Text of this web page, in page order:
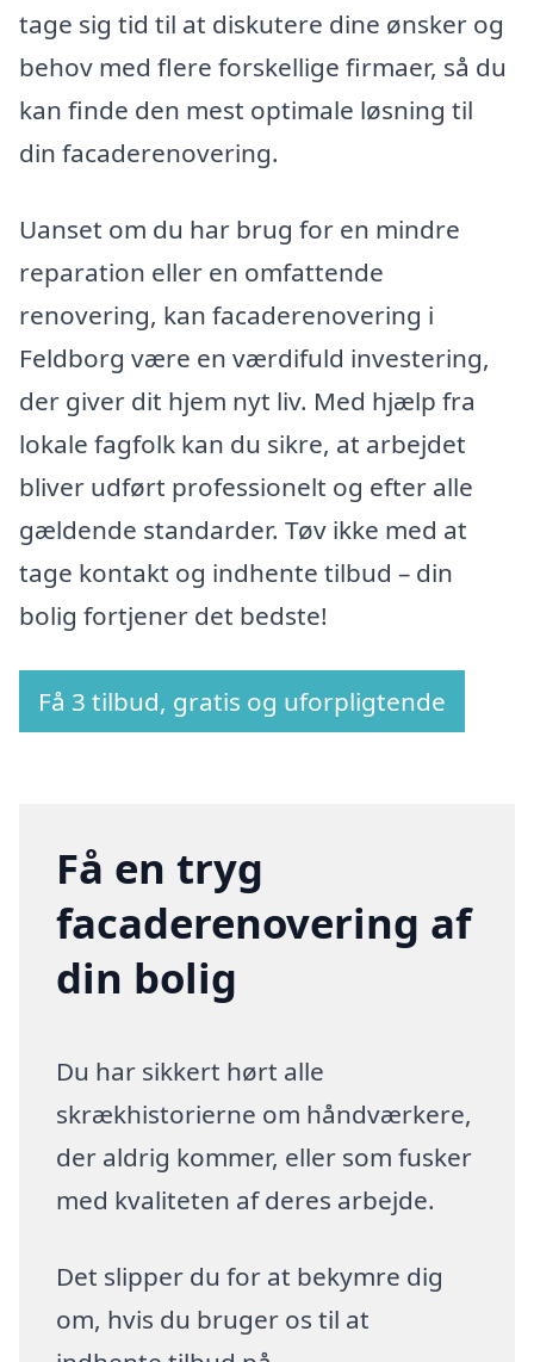
tage sig tid til at diskutere dine ønsker og
behov med flere forskellige firmaer, så du
kan finde den mest optimale løsning til
din facaderenovering.
Uanset om du har brug for en mindre
reparation eller en omfattende
renovering, kan facaderenovering i
Feldborg være en værdifuld investering,
der giver dit hjem nyt liv. Med hjælp fra
lokale fagfolk kan du sikre, at arbejdet
bliver udført professionelt og efter alle
gældende standarder. Tøv ikke med at
tage kontakt og indhente tilbud – din
bolig fortjener det bedste!
Få 3 tilbud, gratis og uforpligtende
Få en tryg
facaderenovering af
din bolig
Du har sikkert hørt alle
skrækhistorierne om håndværkere,
der aldrig kommer, eller som fusker
med kvaliteten af deres arbejde.
Det slipper du for at bekymre dig
om, hvis du bruger os til at